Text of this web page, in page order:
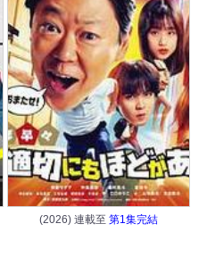
(2026) 連載至第1集完結